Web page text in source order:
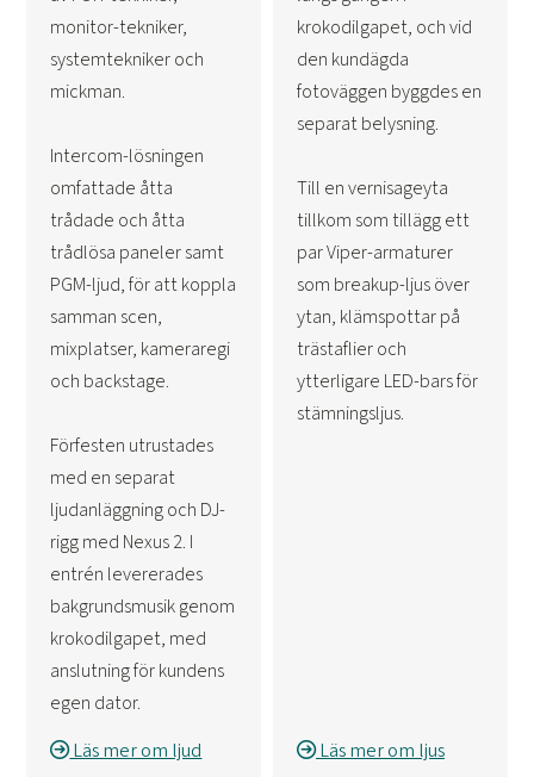
monitor-tekniker,
systemtekniker och
mickman.
Intercom-lösningen
omfattade åtta
trådade och åtta
trådlösa paneler samt
PGM-ljud, för att koppla
samman scen,
mixplatser, kameraregi
och backstage.
Förfesten utrustades
med en separat
ljudanläggning och DJ-
rigg med Nexus 2. I
entrén levererades
bakgrundsmusik genom
krokodilgapet, med
anslutning för kundens
egen dator.
Läs mer om ljud
krokodilgapet, och vid
den kundägda
fotoväggen byggdes en
separat belysning.
Till en vernisageyta
tillkom som tillägg ett
par Viper-armaturer
som breakup-ljus över
ytan, klämspottar på
trästaflier och
ytterligare LED-bars för
stämningsljus.
Läs mer om ljus